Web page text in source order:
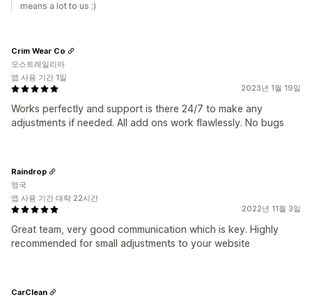
means a lot to us :)
2023년 1월 19일
Works perfectly and support is there 24/7 to make any
adjustments if needed. All add ons work flawlessly. No bugs
Crim Wear Co
오스트레일리아
앱 사용 기간 1일
2022년 11월 3일
Great team, very good communication which is key. Highly
recommended for small adjustments to your website
Raindrop
영국
앱 사용 기간 대략 22시간
CarClean